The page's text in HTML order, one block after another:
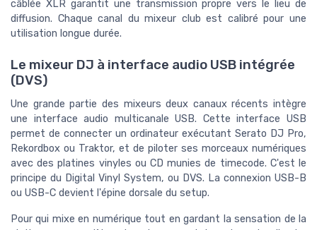
câblée XLR garantit une transmission propre vers le lieu de
diffusion. Chaque canal du mixeur club est calibré pour une
utilisation longue durée.
Le mixeur DJ à interface audio USB intégrée
(DVS)
Une grande partie des mixeurs deux canaux récents intègre
une interface audio multicanale USB. Cette interface USB
permet de connecter un ordinateur exécutant Serato DJ Pro,
Rekordbox ou Traktor, et de piloter ses morceaux numériques
avec des platines vinyles ou CD munies de timecode. C'est le
principe du Digital Vinyl System, ou DVS. La connexion USB-B
ou USB-C devient l'épine dorsale du setup.
Pour qui mixe en numérique tout en gardant la sensation de la